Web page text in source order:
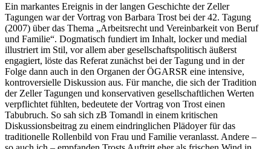
Ein markantes Ereignis in der langen Geschichte der Zeller
Tagungen war der Vortrag von Barbara Trost bei der 42. Tagung
(2007) über das Thema „Arbeitsrecht und Vereinbarkeit von Beruf
und Familie“. Dogmatisch fundiert im Inhalt, locker und medial
illustriert im Stil, vor allem aber gesellschaftspolitisch äußerst
engagiert, löste das Referat zunächst bei der Tagung und in der
Folge dann auch in den Organen der ÖGARSR eine intensive,
kontroversielle Diskussion aus. Für manche, die sich der Tradition
der Zeller Tagungen und konservativen gesellschaftlichen Werten
verpflichtet fühlten, bedeutete der Vortrag von Trost einen
Tabubruch. So sah sich zB Tomandl in einem kritischen
Diskussionsbeitrag zu einem eindringlichen Plädoyer für das
traditionelle Rollenbild von Frau und Familie veranlasst. Andere –